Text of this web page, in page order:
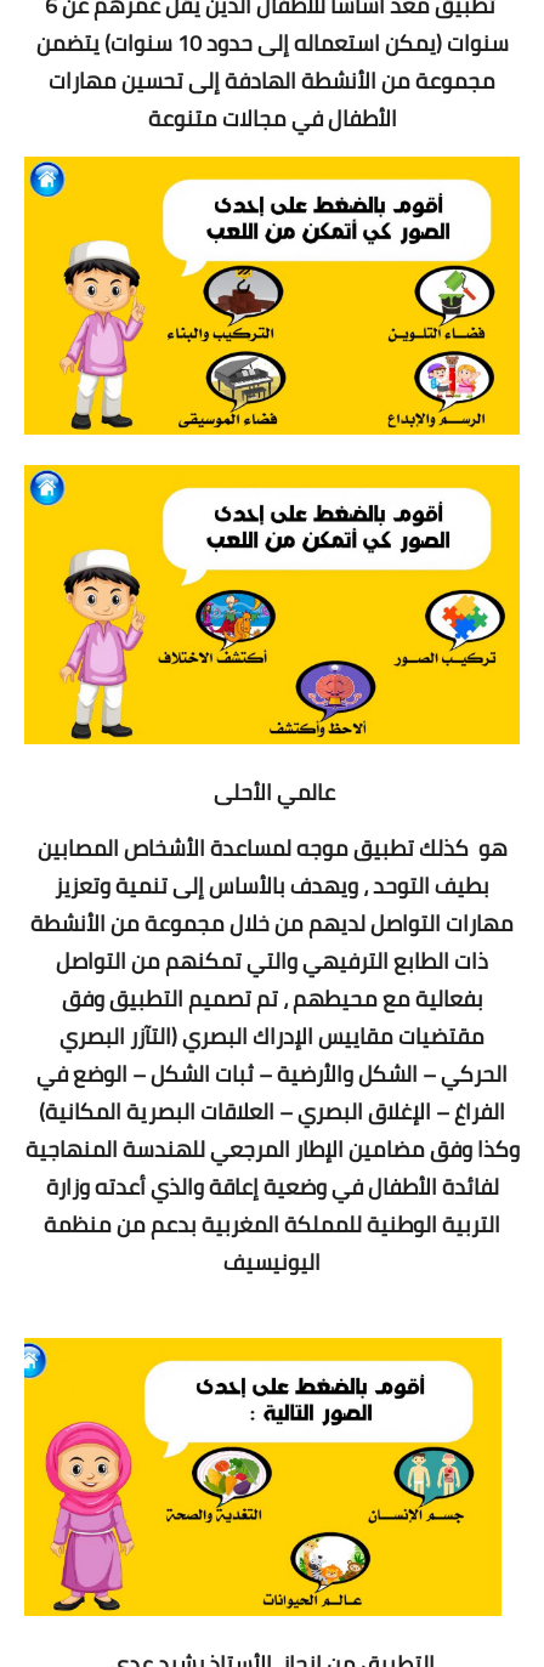
سنوات (يمكن استعماله إلى حدود 10 سنوات) يتضمن
مجموعة من الأنشطة الهادفة إلى تحسين مهارات
الأطفال في مجالات متنوعة
عالمي الأحلى
هو كذلك تطبيق موجه لمساعدة الأشخاص المصابين
بطيف التوحد ، ويهدف بالأساس إلى تنمية وتعزيز
مهارات التواصل لديهم من خلال مجموعة من الأنشطة
ذات الطابع الترفيهي والتي تمكنهم من التواصل
بفعالية مع محيطهم ، تم تصميم التطبيق وفق
مقتضيات مقاييس الإدراك البصري (التآزر البصري
الحركي – الشكل والأرضية – ثبات الشكل – الوضع في
الفراغ – الإغلاق البصري – العلاقات البصرية المكانية)
وكذا وفق مضامين الإطار المرجعي للهندسة المنهاجية
لفائدة الأطفال في وضعية إعاقة والذي أعدته وزارة
التربية الوطنية للمملكة المغربية بدعم من منظمة
اليونيسيف